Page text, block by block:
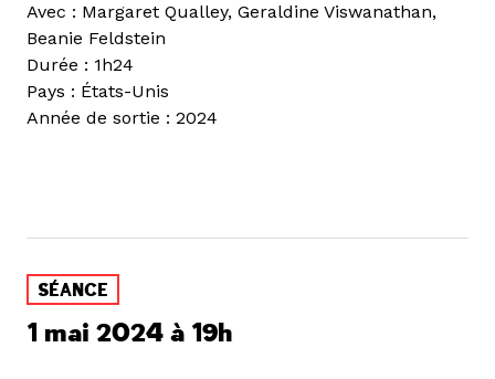
Avec : Margaret Qualley, Geraldine Viswanathan,
Beanie Feldstein
Durée : 1h24
Pays : États-Unis
Année de sortie : 2024
SÉANCE
1 mai 2024 à 19h